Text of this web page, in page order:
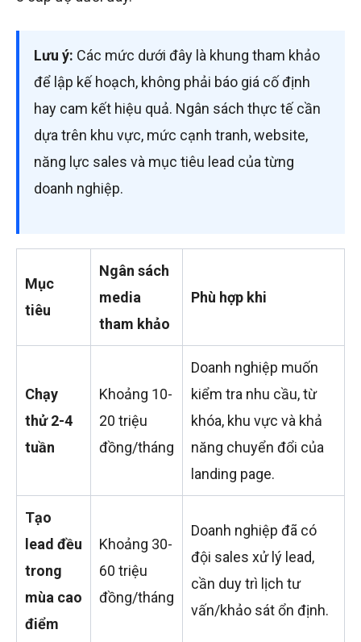
Lưu ý: Các mức dưới đây là khung tham khảo
để lập kế hoạch, không phải báo giá cố định
hay cam kết hiệu quả. Ngân sách thực tế cần
dựa trên khu vực, mức cạnh tranh, website,
năng lực sales và mục tiêu lead của từng
doanh nghiệp.
Mục
tiêu
Ngân sách
media
tham khảo
Phù hợp khi
Chạy
thử 2-4
tuần
Khoảng 10-
20 triệu
đồng/tháng
Doanh nghiệp muốn
kiểm tra nhu cầu, từ
khóa, khu vực và khả
năng chuyển đổi của
landing page.
Tạo
lead đều
trong
mùa cao
điểm
Khoảng 30-
60 triệu
đồng/tháng
Doanh nghiệp đã có
đội sales xử lý lead,
cần duy trì lịch tư
vấn/khảo sát ổn định.